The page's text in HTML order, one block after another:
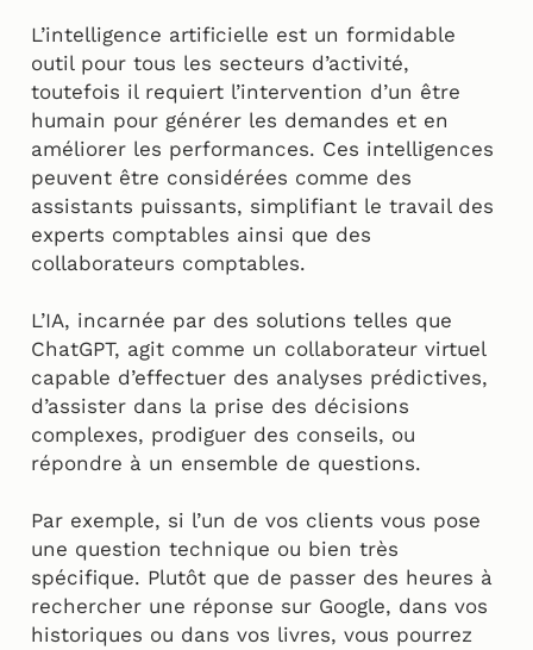
L’intelligence artificielle est un formidable
outil pour tous les secteurs d’activité,
toutefois il requiert l’intervention d’un être
humain pour générer les demandes et en
améliorer les performances. Ces intelligences
peuvent être considérées comme des
assistants puissants, simplifiant le travail des
experts comptables ainsi que des
collaborateurs comptables.
L’IA, incarnée par des solutions telles que
ChatGPT, agit comme un collaborateur virtuel
capable d’effectuer des analyses prédictives,
d’assister dans la prise des décisions
complexes, prodiguer des conseils, ou
répondre à un ensemble de questions.
Par exemple, si l’un de vos clients vous pose
une question technique ou bien très
spécifique. Plutôt que de passer des heures à
rechercher une réponse sur Google, dans vos
historiques ou dans vos livres, vous pourrez